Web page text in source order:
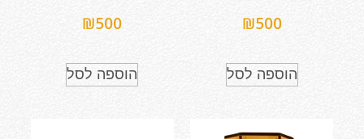
₪500
הוספה לסל
₪500
הוספה לסל